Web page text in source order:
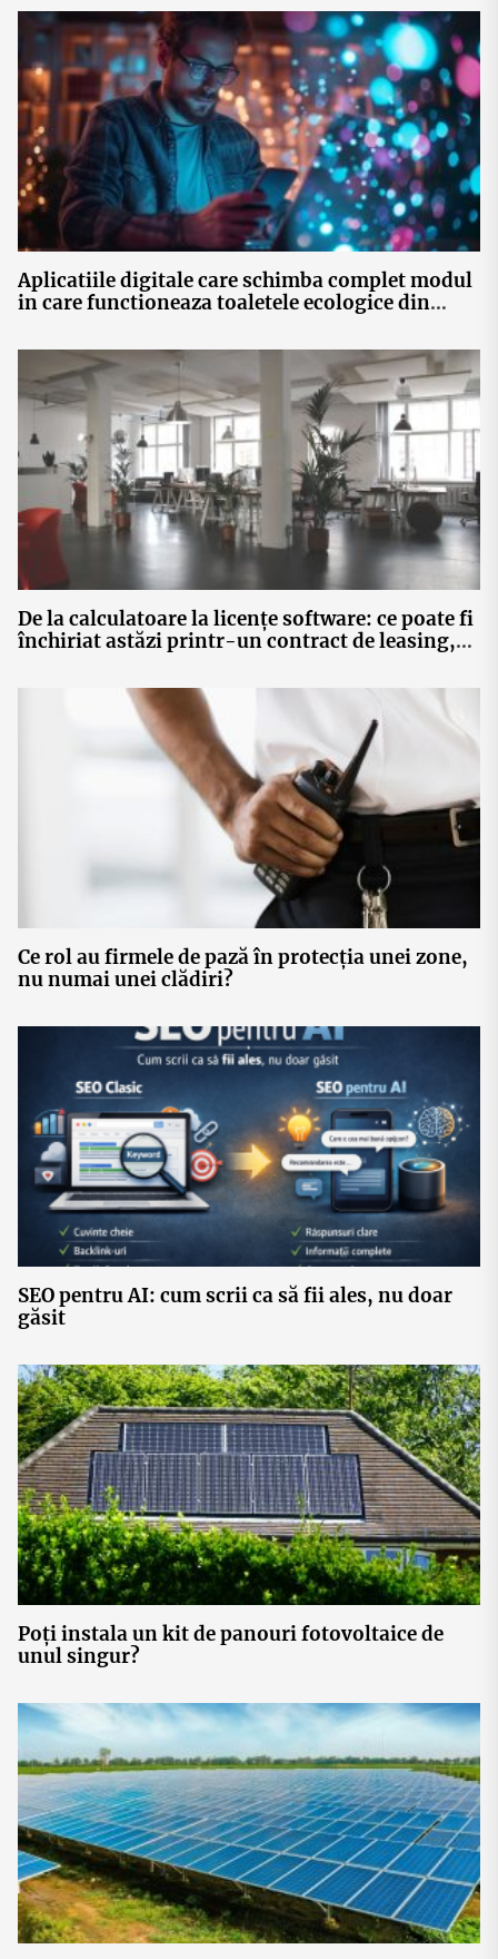
Aplicatiile digitale care schimba complet modul
in care functioneaza toaletele ecologice din
De la calculatoare la licențe software: ce poate fi
închiriat astăzi printr-un contract de leasing,
Ce rol au firmele de pază în protecția unei zone,
nu numai unei clădiri?
SEO pentru AI: cum scrii ca să fii ales, nu doar
găsit
Poți instala un kit de panouri fotovoltaice de
unul singur?